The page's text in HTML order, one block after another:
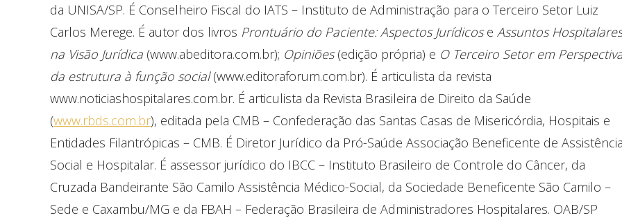
da UNISA/SP. É Conselheiro Fiscal do IATS – Instituto de Administração para o Terceiro Setor Luiz
Carlos Merege. É autor dos livros Prontuário do Paciente: Aspectos Jurídicose Assuntos Hospitalares
na Visão Jurídica (www.abeditora.com.br); Opiniões(edição própria) e O Terceiro Setor em
da estrutura à função social(www.editoraforum.com.br). É articulista da revista
www.noticiashospitalares.com.br. É articulista da Revista Brasileira de Direito da Saúde
(www.rbds.com.br), editada pela CMB – Confederação das Santas Casas de Misericórdia, Hospitais e
Entidades Filantrópicas – CMB. É Diretor Jurídico da Pró-Saúde Associação Beneficente de
Social e Hospitalar. É assessor jurídico do IBCC – Instituto Brasileiro de Controle do Câncer, da
Cruzada Bandeirante São Camilo Assistência Médico-Social, da Sociedade Beneficente São Camilo –
Sede e Caxambu/MG e da FBAH – Federação Brasileira de Administradores Hospitalares. OAB/SP